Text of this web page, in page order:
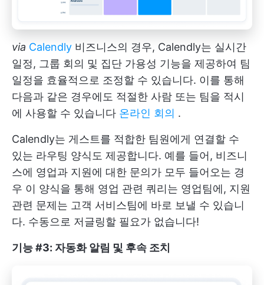
via Calendly 비즈니스의 경우, Calendly는 실시간
일정, 그룹 회의 및 집단 가용성 기능을 제공하여 팀
일정을 효율적으로 조정할 수 있습니다. 이를 통해
다음과 같은 경우에도 적절한 사람 또는 팀을 적시
에 사용할 수 있습니다 온라인 회의 .
Calendly는 게스트를 적합한 팀원에게 연결할 수
있는 라우팅 양식도 제공합니다. 예를 들어, 비즈니
스에 영업과 지원에 대한 문의가 모두 들어오는 경
우 이 양식을 통해 영업 관련 쿼리는 영업팀에, 지원
관련 문제는 고객 서비스팀에 바로 보낼 수 있습니
다. 수동으로 저글링할 필요가 없습니다!
기능 #3: 자동화 알림 및 후속 조치